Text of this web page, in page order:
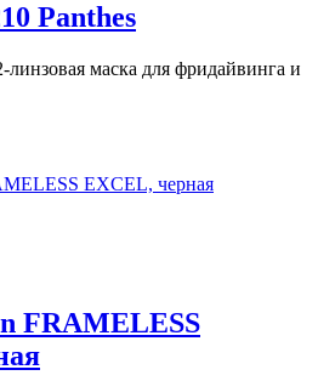
Panthes
маска для фридайвинга и
FRAMELESS